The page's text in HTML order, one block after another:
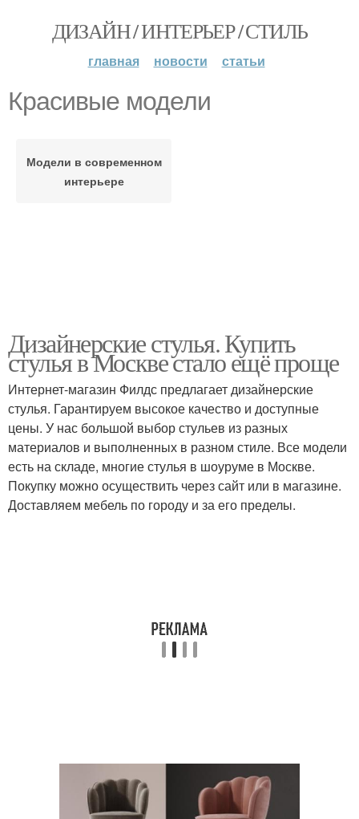
ДИЗАЙН / ИНТЕРЬЕР / СТИЛЬ
главная новости статьи
Красивые модели
Модели в современном
интерьере
Дизайнерские стулья. Купить
стулья в Москве стало ещё проще
Интернет-магазин Филдс предлагает дизайнерские
стулья. Гарантируем высокое качество и доступные
цены. У нас большой выбор стульев из разных
материалов и выполненных в разном стиле. Все модели
есть на складе, многие стулья в шоуруме в Москве.
Покупку можно осуществить через сайт или в магазине.
Доставляем мебель по городу и за его пределы.